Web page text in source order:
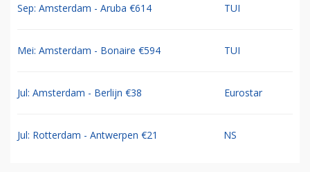
Sep: Amsterdam - Aruba €614 TUI
Mei: Amsterdam - Bonaire €594 TUI
Jul: Amsterdam - Berlijn €38 Eurostar
Jul: Rotterdam - Antwerpen €21 NS